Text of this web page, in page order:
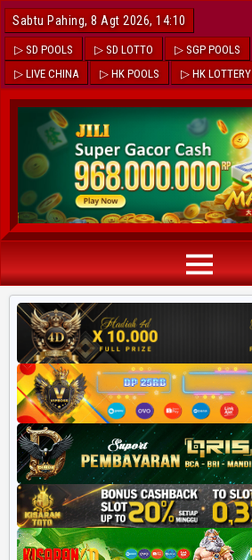
Sabtu Pahing, 8 Agt 2026, 14:10
▷ SD POOLS ▷ SD LOTTO ▷ SGP POOLS
▷ LIVE CHINA
▷ HK POOLS ▷ HK LOTTERY